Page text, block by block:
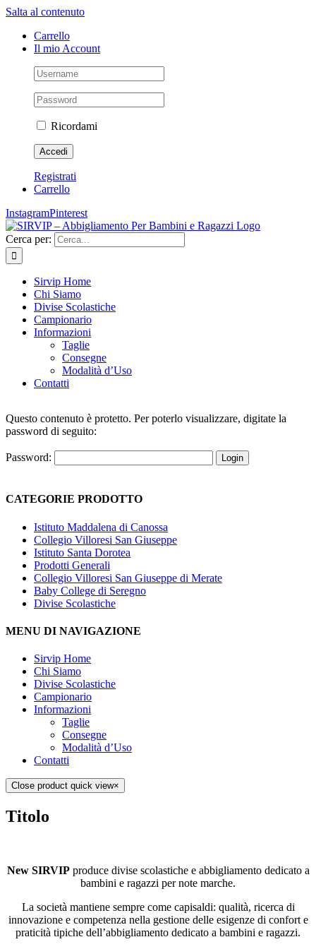
Salta al contenuto
Carrello
Il mio Account
Ricordami
Registrati
Carrello
InstagramPinterest
Cerca per:
Sirvip Home
Chi Siamo
Divise Scolastiche
Campionario
Informazioni
Taglie
Consegne
Modalità d’Uso
Contatti
Questo contenuto è protetto. Per poterlo visualizzare, digitate la
password di seguito:
Password:
CATEGORIE PRODOTTO
Istituto Maddalena di Canossa
Collegio Villoresi San Giuseppe
Istituto Santa Dorotea
Prodotti Generali
Collegio Villoresi San Giuseppe di Merate
Baby College di Seregno
Divise Scolastiche
MENU DI NAVIGAZIONE
Sirvip Home
Chi Siamo
Divise Scolastiche
Campionario
Informazioni
Taglie
Consegne
Modalità d’Uso
Contatti
Close product quick view×
Titolo
New SIRVIPproduce divise scolastiche e abbigliamento dedicato a
bambini e ragazzi per note marche.
La società mantiene sempre come capisaldi: qualità, ricerca di
innovazione e competenza nella gestione delle esigenze di confort e
praticità tipiche dell’abbigliamento dedicato a bambini e ragazzi.